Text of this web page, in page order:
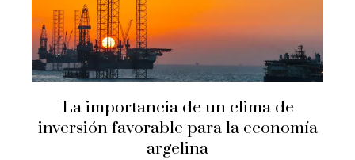
La importancia de un clima de
inversión favorable para la economía
argelina